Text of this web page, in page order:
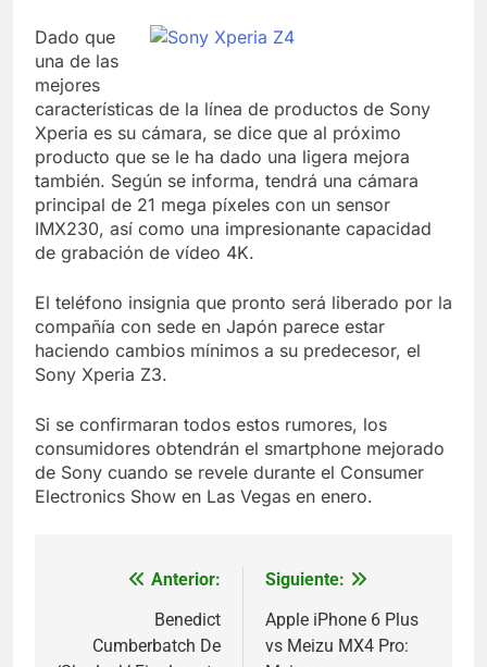
Dado que
una de las
mejores
características de la línea de productos de Sony
Xperia es su cámara, se dice que al próximo
producto que se le ha dado una ligera mejora
también. Según se informa, tendrá una cámara
principal de 21 mega píxeles con un sensor
IMX230, así como una impresionante capacidad
de grabación de vídeo 4K.
El teléfono insignia que pronto será liberado por la
compañía con sede en Japón parece estar
haciendo cambios mínimos a su predecesor, el
Sony Xperia Z3.
Si se confirmaran todos estos rumores, los
consumidores obtendrán el smartphone mejorado
de Sony cuando se revele durante el Consumer
Electronics Show en Las Vegas en enero.
Navegación
Anterior:
Benedict
Cumberbatch De
Siguiente:
Apple iPhone 6 Plus
vs Meizu MX4 Pro: